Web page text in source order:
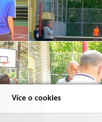
Více o cookies